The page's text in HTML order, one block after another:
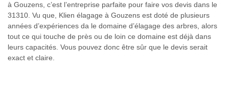
à Gouzens, c’est l’entreprise parfaite pour faire vos devis dans le
31310. Vu que, Klien élagage à Gouzens est doté de plusieurs
années d’expériences da le domaine d’élagage des arbres, alors
tout ce qui touche de près ou de loin ce domaine est déjà dans
leurs capacités. Vous pouvez donc être sûr que le devis serait
exact et claire.